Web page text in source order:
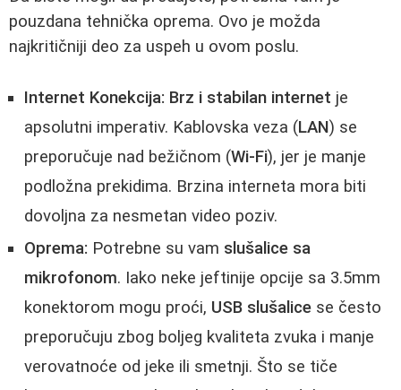
pouzdana tehnička oprema. Ovo je možda
najkritičniji deo za uspeh u ovom poslu.
Internet Konekcija: Brz i stabilan internet je
apsolutni imperativ. Kablovska veza (LAN) se
preporučuje nad bežičnom (Wi-Fi), jer je manje
podložna prekidima. Brzina interneta mora biti
dovoljna za nesmetan video poziv.
Oprema: Potrebne su vam slušalice sa
mikrofonom. Iako neke jeftinije opcije sa 3.5mm
konektorom mogu proći, USB slušalice se često
preporučuju zbog boljeg kvaliteta zvuka i manje
verovatnoće od jeke ili smetnji. Što se tiče